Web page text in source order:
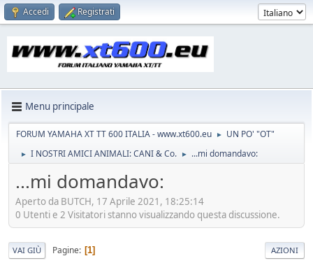
Accedi Registrati
Menu principale
FORUM YAMAHA XT TT 600 ITALIA - www.xt600.eu ► UN PO' "OT"
► I NOSTRI AMICI ANIMALI: CANI & Co. ► ...mi domandavo:
...mi domandavo:
Aperto da BUTCH, 17 Aprile 2021, 18:25:14
0 Utenti e 2 Visitatori stanno visualizzando questa discussione.
VAI GIÙ Pagine 1 AZIONI